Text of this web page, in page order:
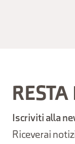
RESTA
Iscriviti alla
Riceverai